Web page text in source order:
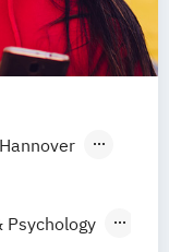
Hannover
Psychology